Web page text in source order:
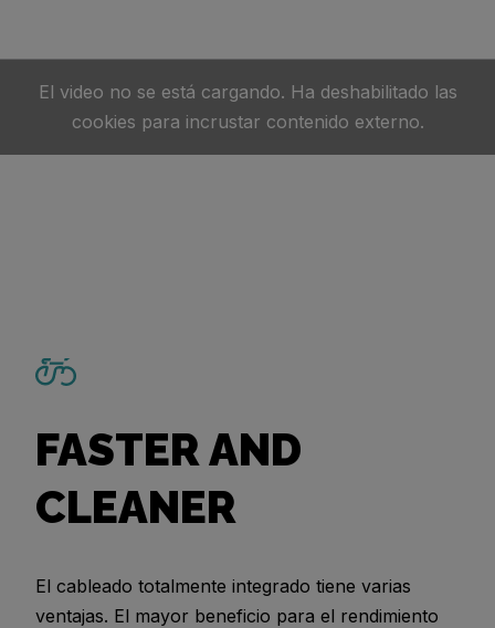
El video no se está cargando. Ha deshabilitado las
cookies para incrustar contenido externo.
FASTER AND
CLEANER
El cableado totalmente integrado tiene varias
ventajas. El mayor beneficio para el rendimiento